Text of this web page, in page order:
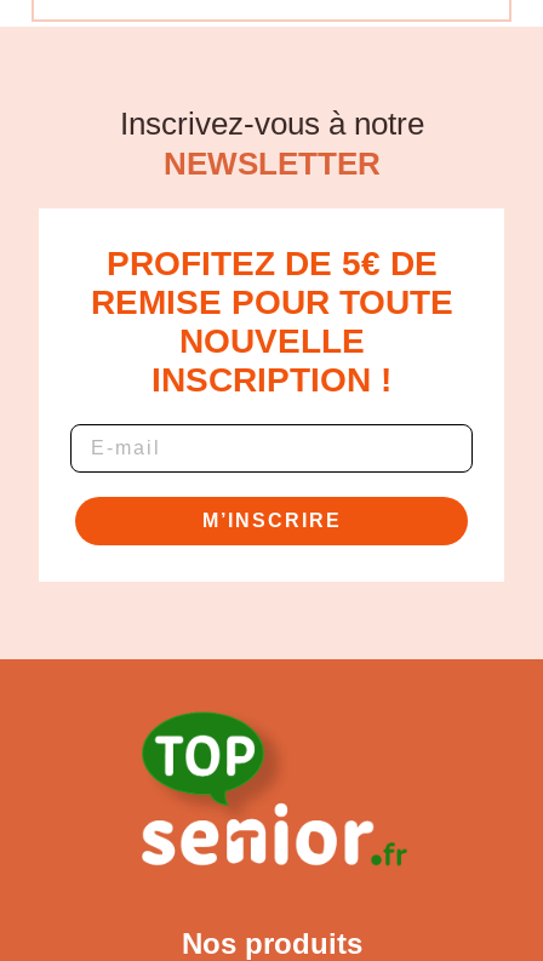
Inscrivez-vous à notre
NEWSLETTER
PROFITEZ DE 5€ DE
REMISE POUR TOUTE
NOUVELLE
INSCRIPTION !
M’INSCRIRE
Nos produits